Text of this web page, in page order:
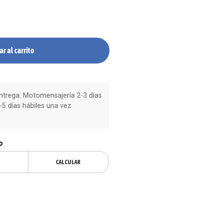
al carrito
Motomensajería 2-3 días
días hábiles una vez
CALCULAR